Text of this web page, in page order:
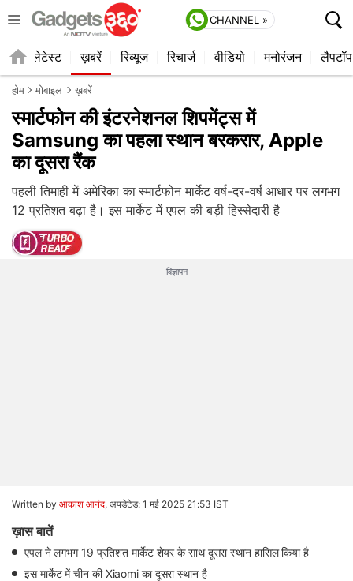
CHANNEL »
लेटेस्ट ख़बरें रिव्यूज रिचार्ज वीडियो मनोरंजन लैपटॉप
होम मोबाइल ख़बरें
स्मार्टफोन की इंटरनेशनल शिपमेंट्स में
Samsung का पहला स्थान बरकरार, Apple
का दूसरा रैंक
पहली तिमाही में अमेरिका का स्मार्टफोन मार्केट वर्ष-दर-वर्ष आधार पर लगभग
12 प्रतिशत बढ़ा है। इस मार्केट में एपल की बड़ी हिस्सेदारी है
विज्ञापन
Written by आकाश आनंद, अपडेटेड: 1 मई 2025 21:53 IST
ख़ास बातें
एपल ने लगभग 19 प्रतिशत मार्केट शेयर के साथ दूसरा स्थान हासिल किया है
इस मार्केट में चीन की Xiaomi का दूसरा स्थान है